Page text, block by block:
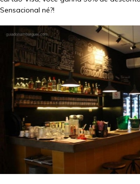
Sensacional né?!